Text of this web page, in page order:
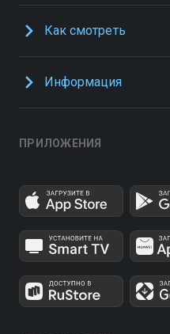
Как смотреть
Информация
ПРИЛОЖЕНИЯ